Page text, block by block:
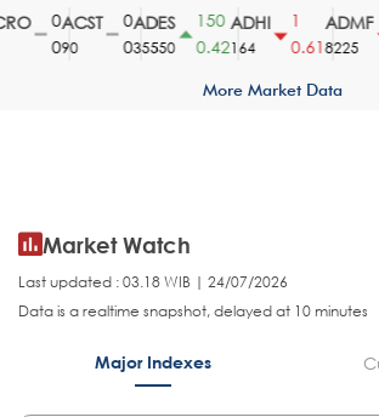
ACST
90
ADES
35550
150
0.42
ADHI
164
0.61
ADMF
8225
More Market Data
Market Watch
Last updated : 03.18 WIB | 24/07/2026
Data is a realtime snapshot, delayed at 10 minutes
Major Indexes